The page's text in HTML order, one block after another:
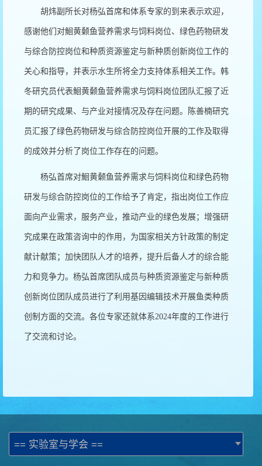
胡炜副所长对杨弘首席和体系专家的到来表示欢迎，
感谢他们对鮰黄颡鱼营养需求与饲料岗位、绿色药物研发
与综合防控岗位和种质资源鉴定与新种质创新岗位工作的
关心和指导，并表示水生所将全力支持体系相关工作。韩
冬研究员代表鮰黄颡鱼营养需求与饲料岗位团队汇报了近
期的研究成果、与产业对接情况及存在问题。陈善楠研究
员汇报了绿色药物研发与综合防控岗位开展的工作及取得
的成效并分析了岗位工作存在的问题。
杨弘首席对鮰黄颡鱼营养需求与饲料岗位和绿色药物
研发与综合防控岗位的工作给予了肯定，指出岗位工作应
面向产业需求，服务产业，推动产业的绿色发展；增强研
究成果在政策咨询中的作用，为国家相关方针政策的制定
献计献策；加快团队人才的培养，提升后备人才的综合能
力和竞争力。杨弘首席团队成员与种质资源鉴定与新种质
创新岗位团队成员进行了利用基因编辑技术开展鱼类种质
创制方面的交流。各位专家还就体系2024年度的工作进行
了交流和讨论。
== 实验室与学会 ==